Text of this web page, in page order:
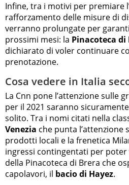
Infine, tra i motivi per premiare
rafforzamento delle misure di
verranno prolungate per
prossimi mesi: la Pinacoteca di
dichiarato di voler continuare
prenotazione.
Cosa vedere in Italia
La Cnn pone l’attenzione sulle
per il 2021 saranno
solito. Tra i nomi citati nella
Venezia che punta l’attenzione
prodotti locali e la frenetica
ingressi contingentati per poter
della Pinacoteca di Brera che
capolavori, il bacio di Hayez.